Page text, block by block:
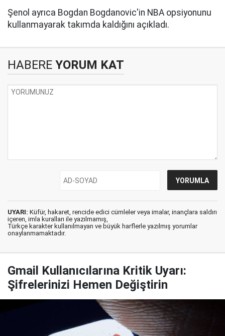
Şenol ayrıca Bogdan Bogdanovic'in NBA opsiyonunu
kullanmayarak takımda kaldığını açıkladı.
HABERE YORUM KAT
UYARI: Küfür, hakaret, rencide edici cümleler veya imalar, inançlara saldırı
içeren, imla kuralları ile yazılmamış,
Türkçe karakter kullanılmayan ve büyük harflerle yazılmış yorumlar
onaylanmamaktadır.
Gmail Kullanıcılarına Kritik Uyarı:
Şifrelerinizi Hemen Değiştirin